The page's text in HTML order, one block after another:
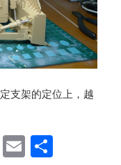
支架的定位上，越
W E